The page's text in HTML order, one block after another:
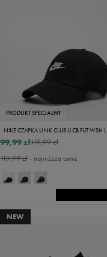
PRODUKT SPECJALNY
NIKE CZAPKA U NK CLUB U CB FUT WSH L
119,99 zł
99,99 zł
119,99 zł- najniższa cena
NEW